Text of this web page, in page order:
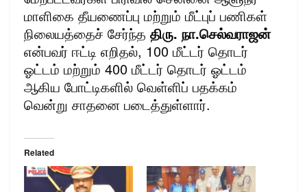
மாளிகை தீயணைப்பு மற்றும் மீட்புப் பணிகள்
நிலையத்தைச் சேர்ந்த திரு. நா.செல்வராஜன்
என்பவர் ஈட்டி எறிதல், 100 மீட்டர் தொடர்
ஓட்டம் மற்றும் 400 மீட்டர் தொடர் ஓட்டம்
ஆகிய போட்டிகளில் வெள்ளிப் பதக்கம்
வென்று சாதனை படைத்துள்ளார்.
Related